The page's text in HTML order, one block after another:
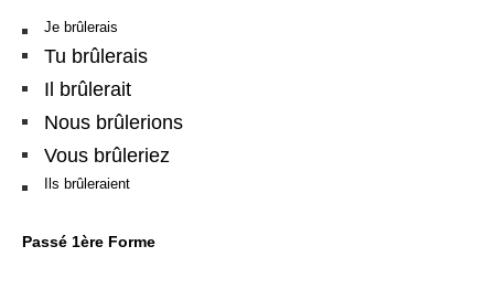
Je brûlerais
Tu brûlerais
Il brûlerait
Nous brûlerions
Vous brûleriez
Ils brûleraient
Passé 1ère Forme